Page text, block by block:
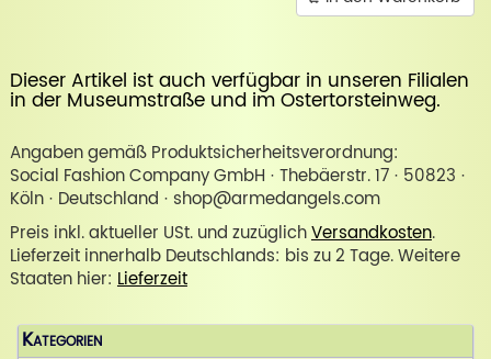
Dieser Artikel ist auch verfügbar in unseren Filialen
in der Museumstraßeund imOstertorsteinweg.
Angaben gemäß Produktsicherheitsverordnung:
Social Fashion Company GmbH · Thebäerstr. 17 · 50823 ·
Köln · Deutschland · shop@armedangels.com
Preis inkl. aktueller USt. und zuzüglichVersandkosten.
Lieferzeit innerhalb Deutschlands: bis zu 2 Tage. Weitere
Staaten hier: Lieferzeit
Kategorien